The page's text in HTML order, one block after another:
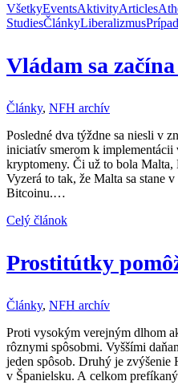
VšetkyEventsAktivityArticles
StudiesČlánkyLiberalizmus
Vládam sa
Články, NFH archív
Posledné dva týždne sa niesli v
iniciatív smerom k
kryptomeny. Či už to bola
Vyzerá to tak, že Malta sa stane
Bitcoinu.…
Celý článok
Prostitútky
Články, NFH archív
Proti vysokým verejným dlhom
rôznymi spôsobmi. Vyššími
jeden spôsob. Druhý je zvýšenie
v Španielsku. A celkom